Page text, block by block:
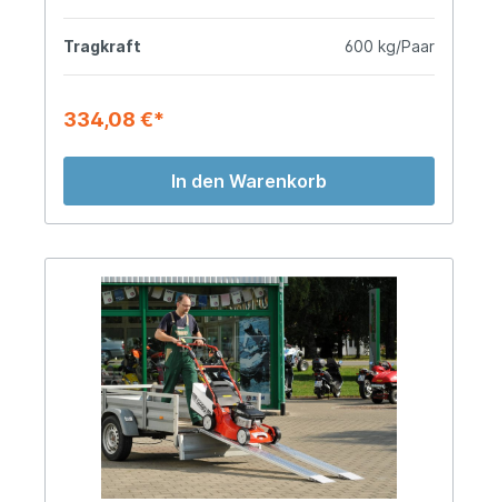
Tragkraft 600 kg/Paar
334,08 €*
In den Warenkorb